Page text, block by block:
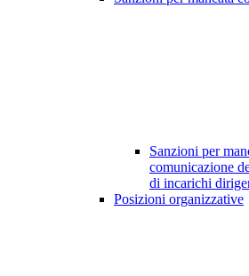
Sanzioni per
comunicazione
di incarichi
Posizioni organizzative